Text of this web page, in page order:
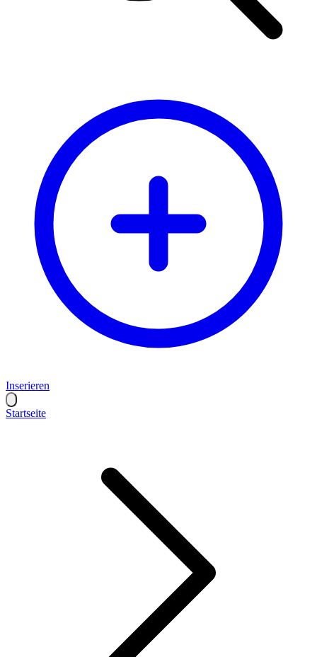
Inserieren
Startseite